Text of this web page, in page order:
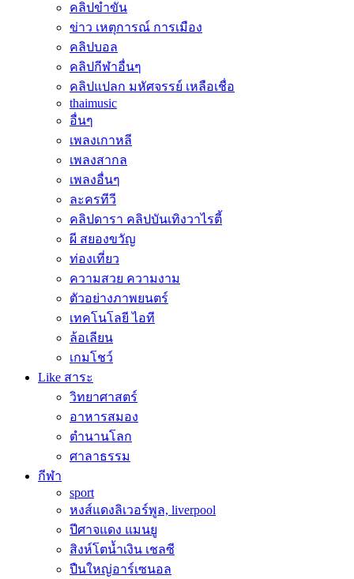
คลิปขำขัน
ข่าว เหตุการณ์ การเมือง
คลิปบอล
คลิปกีฬาอื่นๆ
คลิปแปลก มหัศจรรย์ เหลือเชื่อ
thaimusic
อื่นๆ
เพลงเกาหลี
เพลงสากล
เพลงอื่นๆ
ละครทีวี
คลิปดารา คลิปบันเทิงวาไรตี้
ผี สยองขวัญ
ท่องเที่ยว
ความสวย ความงาม
ตัวอย่างภาพยนตร์
เทคโนโลยี ไอที
ล้อเลียน
เกมโชว์
Like สาระ
วิทยาศาสตร์
อาหารสมอง
ตำนานโลก
ศาลาธรรม
กีฬา
sport
หงส์แดงลิเวอร์พูล, liverpool
ปีศาจแดง แมนยู
สิงห์โตน้ำเงิน เชลซี
ปืนใหญ่อาร์เซนอล